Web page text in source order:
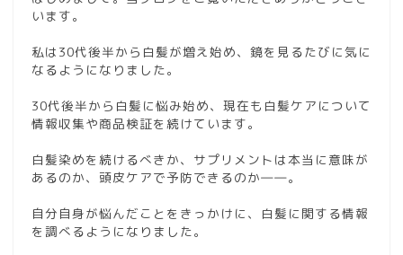
います。
私は30代後半から白髪が増え始め、鏡を見るたびに気に
なるようになりました。
30代後半から白髪に悩み始め、現在も白髪ケアについて
情報収集や商品検証を続けています。
白髪染めを続けるべきか、サプリメントは本当に意味が
あるのか、頭皮ケアで予防できるのか――。
自分自身が悩んだことをきっかけに、白髪に関する情報
を調べるようになりました。